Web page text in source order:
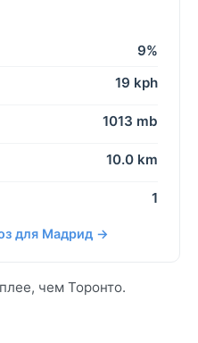
9%
19 kph
1013 mb
10.0 km
1
для Мадрид →
чем Торонто.